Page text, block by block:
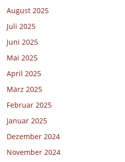
August 2025
Juli 2025
Juni 2025
Mai 2025
April 2025
März 2025
Februar 2025
Januar 2025
Dezember 2024
November 2024